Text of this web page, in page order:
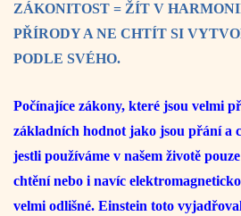
ZÁKONITOST = ŽÍT V
PŘÍRODY A NE CHTÍT SI
PODLE SVÉHO.
Počínajíce zákony, které jsou velmi
základních hodnot jako jsou přání a
jestli používáme v našem životě
chtění nebo i navíc
velmi odlišné. Einstein toto